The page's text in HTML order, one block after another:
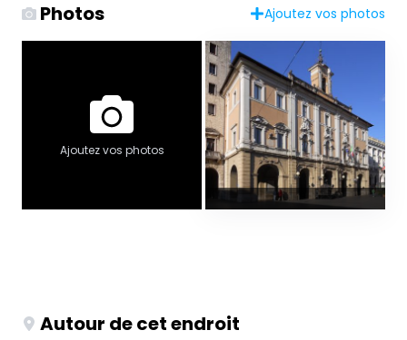
Photos Ajoutez vos photos
Ajoutez vos photos
Autour de cet endroit